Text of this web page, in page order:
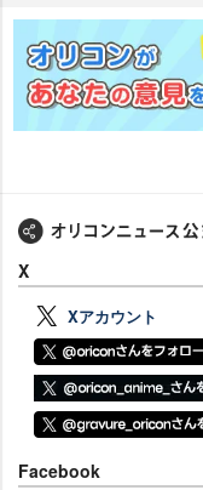
X
Xアカウント
Facebook